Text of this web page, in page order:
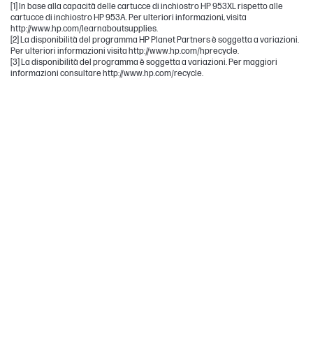
[1] In base alla capacità delle cartucce di inchiostro HP 953XL rispetto alle
cartucce di inchiostro HP 953A. Per ulteriori informazioni, visita
http://www.hp.com/learnaboutsupplies.
[2] La disponibilità del programma HP Planet Partners è soggetta a variazioni.
Per ulteriori informazioni visita http://www.hp.com/hprecycle.
[3] La disponibilità del programma è soggetta a variazioni. Per maggiori
informazioni consultare http://www.hp.com/recycle.